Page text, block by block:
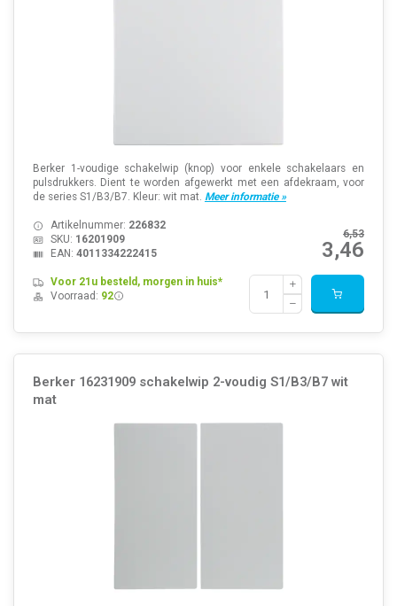
Berker 1-voudige schakelwip (knop) voor enkele schakelaars en
pulsdrukkers. Dient te worden afgewerkt met een afdekraam, voor
de series S1/B3/B7. Kleur: wit mat. Meer informatie »
6,53
3,46
Artikelnummer: 226832
SKU: 16201909
EAN: 4011334222415
Voor 21u besteld, morgen in huis*
Voorraad: 92
Berker 16231909 schakelwip 2-voudig S1/B3/B7 wit
mat